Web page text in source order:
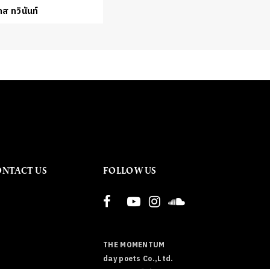
ส ทวินันท์
US FOLLOW US
THE MOMENTUM
day poets Co.,Ltd.